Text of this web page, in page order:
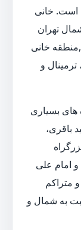
است. خانی
تهران
خانی
ترمینال و
های بسیاری
باقری،
امام علی
متراکم
به شمال و